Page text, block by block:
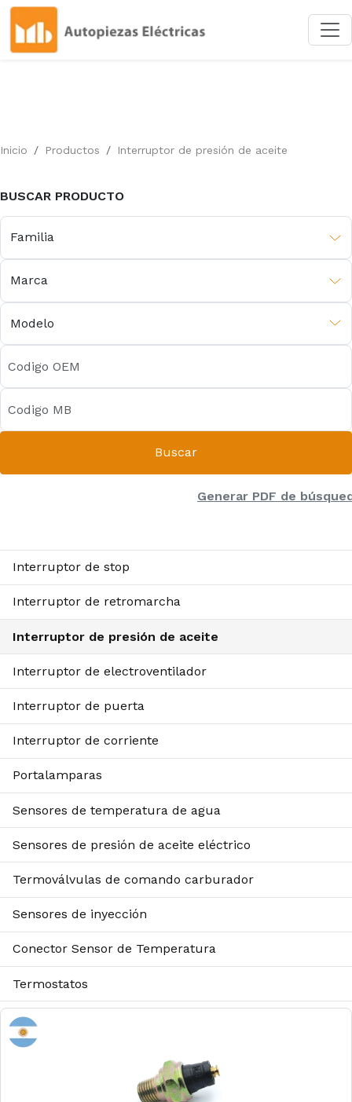
Inicio Productos Interruptor de presión de aceite
BUSCAR PRODUCTO
Buscar
Generar PDF de
Interruptor de stop
Interruptor de retromarcha
Interruptor de presión de aceite
Interruptor de electroventilador
Interruptor de puerta
Interruptor de corriente
Portalamparas
Sensores de temperatura de agua
Sensores de presión de aceite eléctrico
Termoválvulas de comando carburador
Sensores de inyección
Conector Sensor de Temperatura
Termostatos